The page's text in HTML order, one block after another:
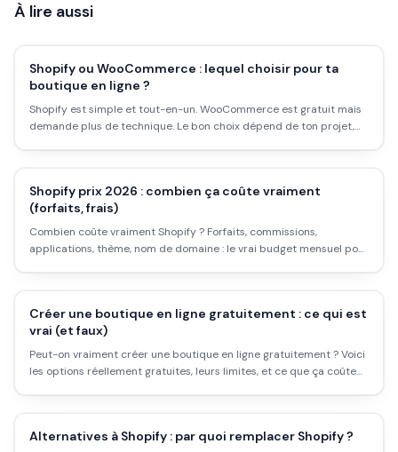
À lire aussi
Shopify ou WooCommerce : lequel choisir pour ta
boutique en ligne ?
Shopify est simple et tout-en-un. WooCommerce est gratuit mais
demande plus de technique. Le bon choix dépend de ton projet,
Shopify prix 2026 : combien ça coûte vraiment
(forfaits, frais)
Combien coûte vraiment Shopify ? Forfaits, commissions,
applications, thème, nom de domaine : le vrai budget mensuel pour
Créer une boutique en ligne gratuitement : ce qui est
vrai (et faux)
Peut-on vraiment créer une boutique en ligne gratuitement ? Voici
les options réellement gratuites, leurs limites, et ce que ça coûte
Alternatives à Shopify : par quoi remplacer Shopify ?